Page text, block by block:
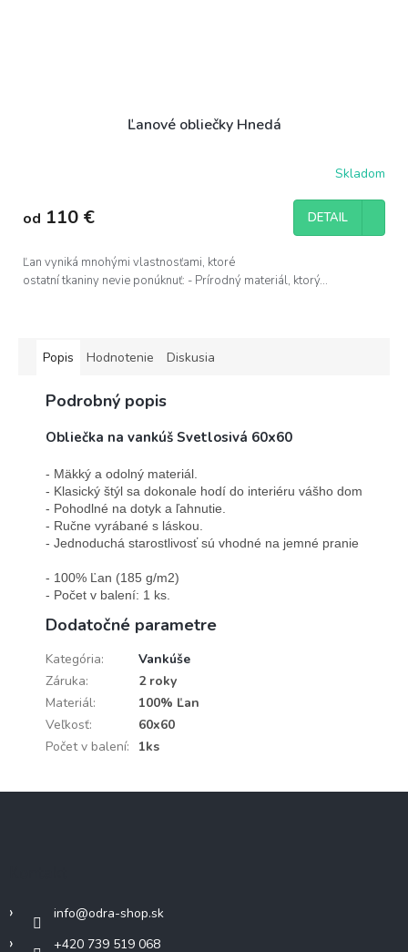
Ľanové obliečky Hnedá
Skladom
od 110 € DETAIL
Ľan vyniká mnohými vlastnosťami, ktoré
ostatní tkaniny nevie ponúknuť: - Prírodný materiál, ktorý...
Popis Hodnotenie Diskusia
Podrobný popis
Obliečka na vankúš Svetlosivá 60x60
- Mäkký a odolný materiál.
- Klasický štýl sa dokonale hodí do interiéru vášho domova.
- Pohodlné na dotyk a ľahnutie.
- Ručne vyrábané s láskou.
- Jednoduchá starostlivosť sú vhodné na jemné pranie a
- 100% Ľan (185 g/m2)
- Počet v balení: 1 ks.
Dodatočné parametre
Kategória:
Vankúše
Záruka:
2 roky
Materiál:
100% Ľan
Veľkosť:
60x60
Počet v balení: 1ks
info@odra-shop.sk
+420 739 519 068